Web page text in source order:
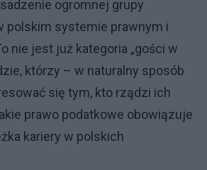
ogromnej grupy
polskim systemie prawnym i
nie jest już kategoria „gości w
którzy – w naturalny sposób
się tym, kto rządzi ich
prawo podatkowe obowiązuje
kariery w polskich